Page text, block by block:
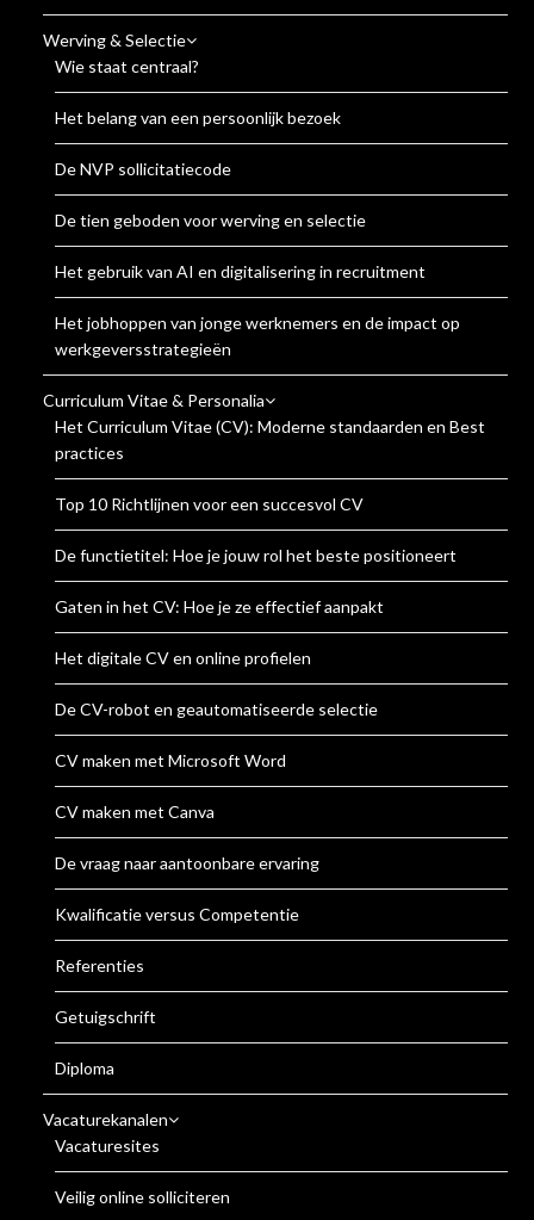
Werving & Selectie
Wie staat centraal?
Het belang van een persoonlijk bezoek
De NVP sollicitatiecode
De tien geboden voor werving en selectie
Het gebruik van AI en digitalisering in recruitment
Het jobhoppen van jonge werknemers en de impact op
werkgeversstrategieën
Curriculum Vitae & Personalia
Het Curriculum Vitae (CV): Moderne standaarden en Best
practices
Top 10 Richtlijnen voor een succesvol CV
De functietitel: Hoe je jouw rol het beste positioneert
Gaten in het CV: Hoe je ze effectief aanpakt
Het digitale CV en online profielen
De CV-robot en geautomatiseerde selectie
CV maken met Microsoft Word
CV maken met Canva
De vraag naar aantoonbare ervaring
Kwalificatie versus Competentie
Referenties
Getuigschrift
Diploma
Vacaturekanalen
Vacaturesites
Veilig online solliciteren